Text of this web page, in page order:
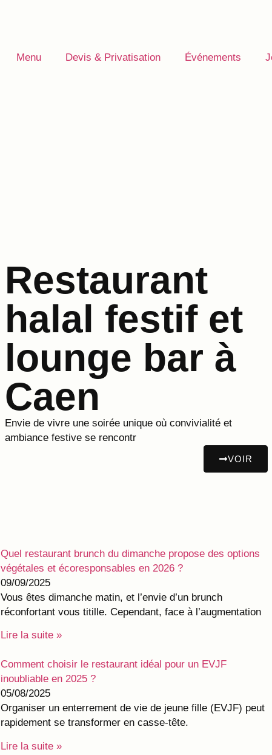
Menu Devis & Privatisation Événements
Restaurant
halal festif et
lounge bar à
Caen
Envie de vivre une soirée unique où convivialité et
ambiance festive se rencontr
VOIR
Quel restaurant brunch du dimanche propose des options
végétales et écoresponsables en 2026 ?
09/09/2025
Vous êtes dimanche matin, et l’envie d’un brunch
réconfortant vous titille. Cependant, face à l’augmentation
Lire la suite »
Comment choisir le restaurant idéal pour un EVJF
inoubliable en 2025 ?
05/08/2025
Organiser un enterrement de vie de jeune fille (EVJF) peut
rapidement se transformer en casse-tête.
Lire la suite »